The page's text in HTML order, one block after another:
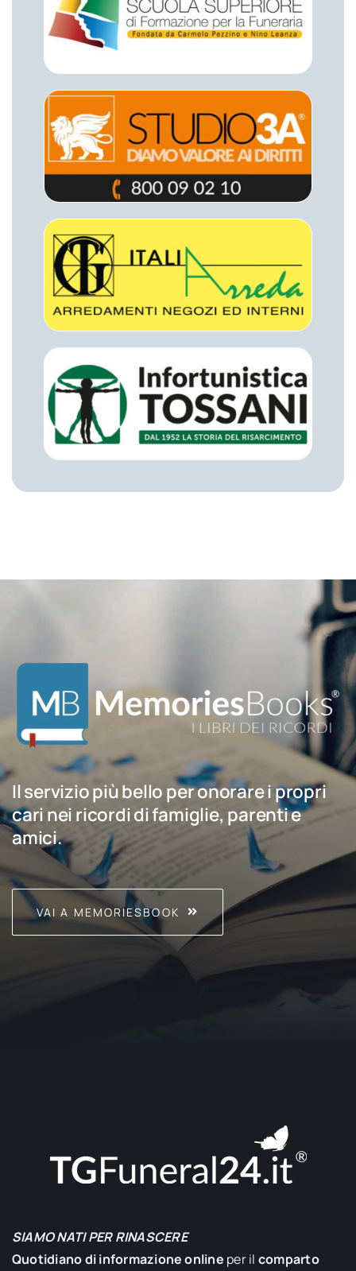
Il servizio più bello per onorare i propri
cari nei ricordi di famiglie, parenti e
amici.
VAI A MEMORIESBOOK
SIAMO NATI PER RINASCERE
Quotidiano di informazione online per il comparto